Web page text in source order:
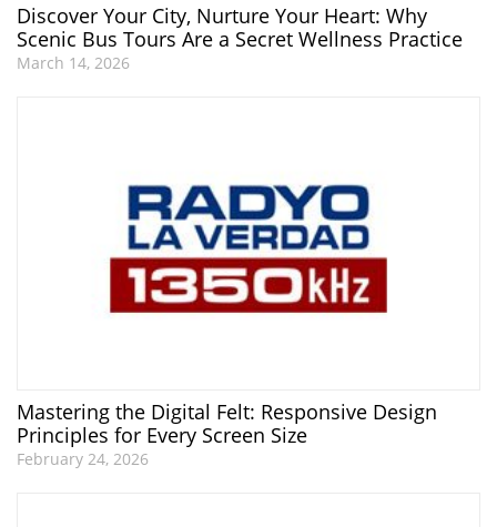
Discover Your City, Nurture Your Heart: Why
Scenic Bus Tours Are a Secret Wellness Practice
March 14, 2026
Mastering the Digital Felt: Responsive Design
Principles for Every Screen Size
February 24, 2026